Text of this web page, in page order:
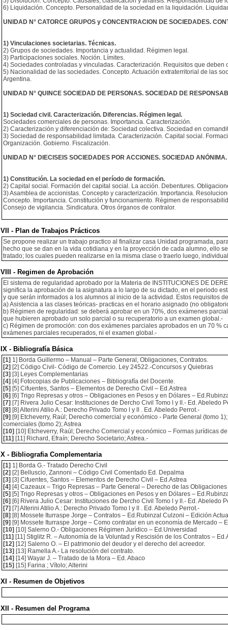
6) Liquidación. Concepto. Personalidad de la sociedad en la liquidación.
UNIDAD N° CATORCE GRUPOS y CONCENTRACION DE SOCIEDADES.
1) Vinculaciones societarias. Técnicas.
2) Grupos de sociedades. Importancia y actualidad. Régimen legal.
3) Participaciones sociales. Noción. Límites.
4) Sociedades controladas y vinculadas. Caracterización. Requisitos que deben
5) Nacionalidad de las sociedades. Concepto. Actuación extraterritorial de las
Argentina.
UNIDAD N° QUINCE SOCIEDAD DE PERSONAS. SOCIEDAD DE
1) Sociedad civil. Caracterización. Diferencias. Régimen legal.
Sociedades comerciales de personas. Importancia. Caracterización.
2) Caracterización y diferenciación de: Sociedad colectiva. Sociedad en
3) Sociedad de responsabilidad limitada. Caracterización. Capital social.
Organización. Gobierno. Fiscalización.
UNIDAD N° DIECISEIS SOCIEDADES POR ACCIONES. SOCIEDAD ANÓNIMA.
1) Constitución. La sociedad en el período de formación.
2) Capital social. Formación del capital social. La acción. Debentures.
3) Asamblea de accionistas. Concepto y caracterización. Importancia.
Concepto. Importancia. Constitución y funcionamiento. Régimen de
Consejo de vigilancia. Sindicatura. Otros órganos de contralor.
VII - Plan de Trabajos Prácticos
Se propone realizar un trabajo practico al finalizar casa Unidad programada,
hecho que se dan en la vida cotidiana y en la proyección de cada alumno, ello
tratado; los cuales pueden realizarse en la misma clase o traerlo luego,
VIII - Regimen de Aprobación
El sistema de regularidad aprobado por la Materia de INSTITUCIONES DE
significa la aprobación de la asignatura a lo largo de su dictado, en el periodo
y que serán informados a los alumnos al inicio de la actividad. Estos requisitos
a) Asistencia a las clases teóricas- practicas en el horario asignado (no
b) Régimen de regularidad: se deberá aprobar en un 70%, dos exámenes
que hubieren aprobado un solo parcial o su recuperatorio a un examen global.-
c) Régimen de promoción: con dos exámenes parciales aprobados en un 70 %
exámenes parciales recuperados, ni el examen global.-
IX - Bibliografía Básica
[1] 1] Borda Guillermo – Manual – Parte General, Obligaciones, Contratos.
[2] [2] Código Civil- Código de Comercio. Ley 24522.-Concursos y Quiebras
[3] [3] Leyes Complementarias
[4] [4] Fotocopias de Publicaciones – Bibliografía del Docente.
[5] [5] Cifuentes, Santos – Elementos de Derecho Civil – Ed.Astrea
[6] [6] Trigo Represas y otros – Obligaciones en Pesos y en Dólares –
[7] [7] Rivera Julio Cesar: Instituciones de Dercho Civil Tomo l y ll.- Ed. Abeledo
[8] [8] Alterini Atilio A.: Derecho Privado Tomo l y ll . Ed. Abeledo Perrot.-
[9] [9] Etcheverry, Raúl; Derecho comercial y económico - Parte General (tomo
comerciales (tomo 2); Astrea
[10] [10] Etcheverry, Raúl; Derecho Comercial y económico – Formas jurídicas
[11] [11] Richard, Efraín; Derecho Societario; Astrea.-
X - Bibliografia Complementaria
[1] 1] Borda G.- Tratado Derecho Civil
[2] [2] Belluscio, Zannoni – Código Civil Comentado Ed. Depalma
[3] [3] Cifuentes, Santos – Elementos de Derecho Civil – Ed.Astrea
[4] [4] Cazeaux – Trigo Represas – Parte General – Derecho de las
[5] [5] Trigo Represas y otros – Obligaciones en Pesos y en Dólares –
[6] [6] Rivera Julio Cesar: Instituciones de Dercho Civil Tomo l y ll.- Ed. Abeledo
[7] [7] Alterini Atilio A.: Derecho Privado Tomo l y ll . Ed. Abeledo Perrot.-
[8] [8] Mossete Iturraspe Jorge – Contratos – Ed.Rubinzal Culzoni – Edición
[9] [9] Mossete Iturraspe Jorge – Como contratar en un economía de Mercado –
[10] [10] Salerno O.- Obligaciones Régimen Jurídico – Ed.Universidad
[11] [11] Stiglitz R. – Autonomía de la Voluntad y Rescisión de los Contratos –
[12] [12] Salerno O. – El patrimonio del deudor y el derecho del acreedor.
[13] [13] Ramella A.- La resolución del contrato.
[14] [14] Wayar J. – Tratado de la Mora – Ed. Abaco
[15] [15] Farina ; Vítolo; Alterini
XI - Resumen de Objetivos
XII - Resumen del Programa